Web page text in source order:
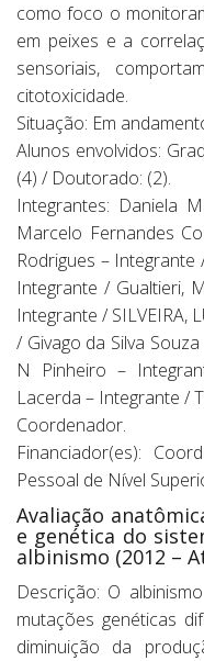
como foco o
em peixes e a
sensoriais,
citotoxicidade.
Situação: Em
Alunos envolvidos:
(4) / Doutorado: (2).
Integrantes: Daniela
Marcelo Fernandes
Rodrigues – Integrante
Integrante / Gualtieri,
Integrante / SILVEIRA,
/ Givago da Silva
N Pinheiro –
Lacerda – Integrante /
Coordenador.
Financiador(es):
Pessoal de Nível
Avaliação
e genética do
albinismo (2012 –
Descrição: O
mutações genéticas
diminuição da